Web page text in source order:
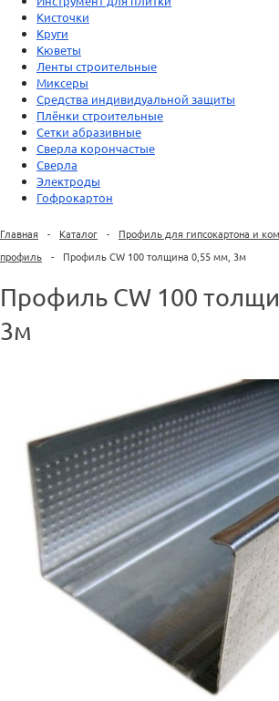
Кисточки
Круги
Кюветы
Ленты строительные
Миксеры
Средства индивидуальной защиты
Плёнки строительные
Сетки абразивные
Сверла корончастые
Сверла
Электроды
Гофрокартон
Главная - Каталог - Профиль для гипсокартона и
профиль
- Профиль CW 100 толщина 0,55 мм, 3м
Профиль CW 100
3м